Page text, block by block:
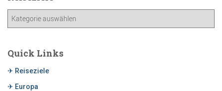
Quick Links
✈ Reiseziele
✈ Europa